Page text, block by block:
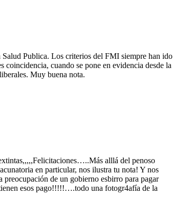
Salud Publica. Los criterios del FMI siempre han ido
cuando se pone en evidencia desde la
Muy buena nota.
alllá del penoso
en particular, nos ilustra tu nota! Y nos
de un gobierno esbirro para pagar
esos pago!!!!!….todo una fotogr4afía de la